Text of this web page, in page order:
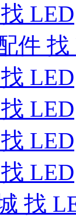
找 LED
件 找
找 LED
找 LED
找 LED
找 LED
找